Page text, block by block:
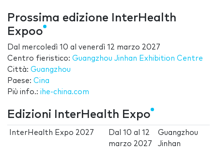
Prossima edizione InterHealth
Expoo
Dal mercoledì 10 al venerdì 12 marzo 2027
Centro fieristico: Guangzhou Jinhan Exhibition Centre
Città: Guangzhou
Paese: Cina
Più info.: ihe-china.com
Edizioni InterHealth Expo
InterHealth Expo 2027 Dal10 al12
marzo 2027
Guangzhou
Jinhan